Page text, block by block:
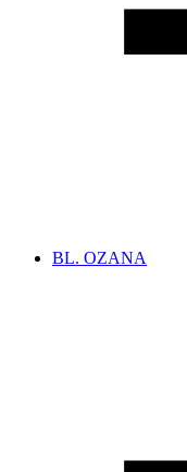
BL. OZANA